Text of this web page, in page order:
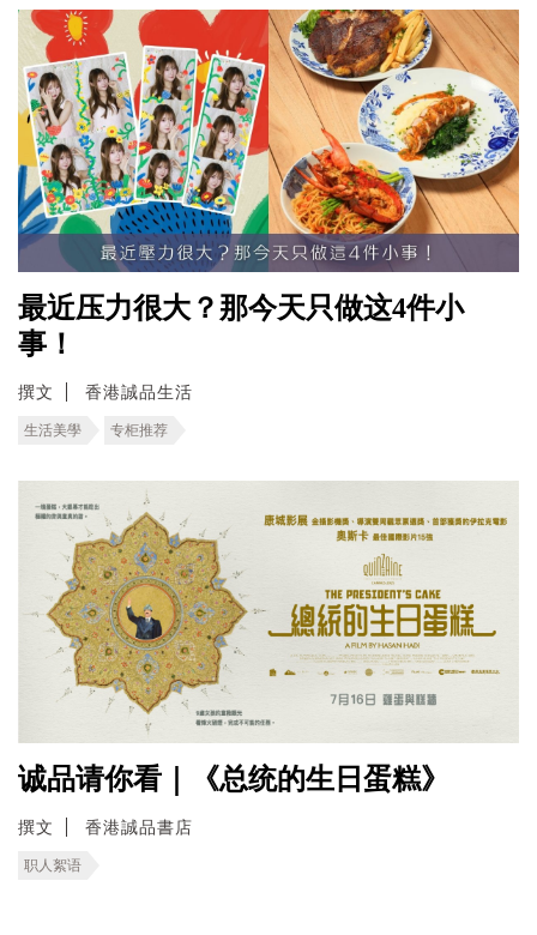
最近压力很大？那今天只做这4件小
事！
撰文 香港誠品生活
生活美學 专柜推荐
诚品请你看｜《总统的生日蛋糕》
撰文 香港誠品書店
职人絮语